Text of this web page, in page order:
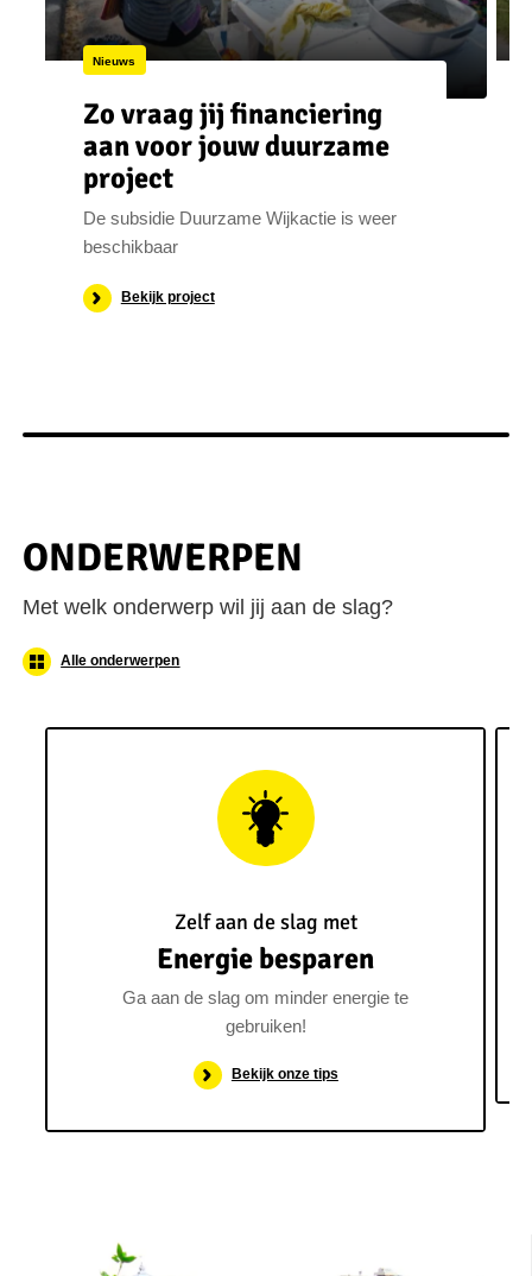
Nieuws
Zo vraag jij financiering
aan voor jouw duurzame
project
De subsidie Duurzame Wijkactie is weer
beschikbaar
Bekijk project
ONDERWERPEN
Met welk onderwerp wil jij aan de slag?
Alle onderwerpen
Zelf aan de slag met
Energie besparen
Ga aan de slag om minder energie te
gebruiken!
Bekijk onze tips